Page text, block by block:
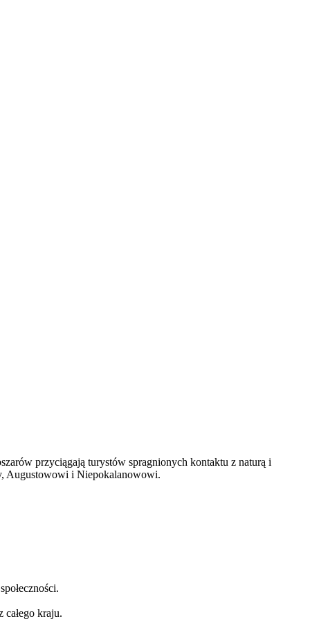
przyciągają turystów spragnionych kontaktu z naturą i
Augustowowi i Niepokalanowowi.
kraju.